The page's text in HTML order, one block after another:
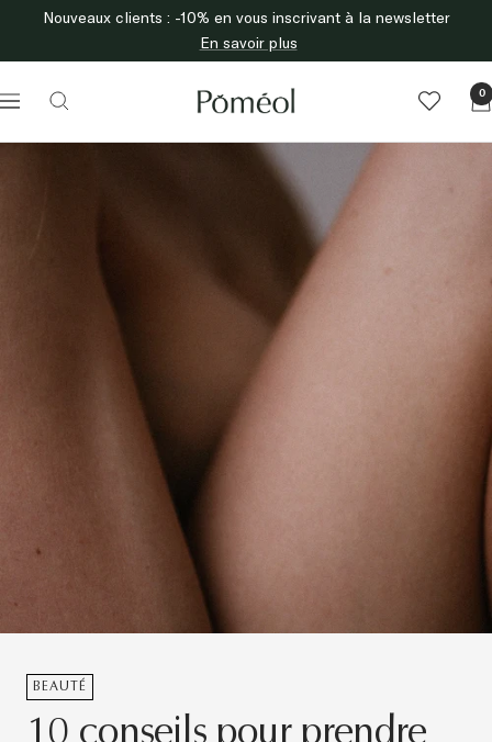
Passer
contenu
Nouveaux clients : -10% en vous inscrivant à la newsletter
En savoir plus
Navigation
Poméol 0
BEAUTÉ